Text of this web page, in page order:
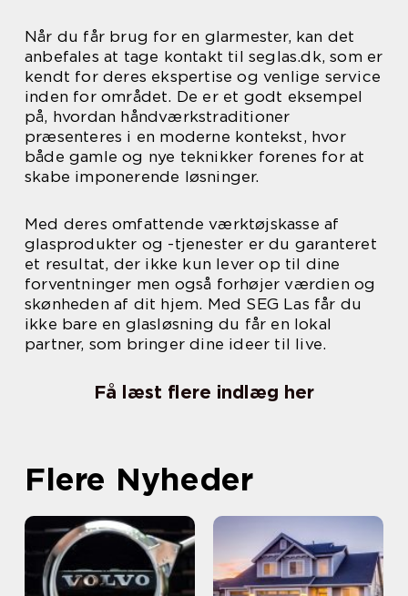
Når du får brug for en glarmester, kan det
anbefales at tage kontakt til seglas.dk, som er
kendt for deres ekspertise og venlige service
inden for området. De er et godt eksempel
på, hvordan håndværkstraditioner
præsenteres i en moderne kontekst, hvor
både gamle og nye teknikker forenes for at
skabe imponerende løsninger.
Med deres omfattende værktøjskasse af
glasprodukter og -tjenester er du garanteret
et resultat, der ikke kun lever op til dine
forventninger men også forhøjer værdien og
skønheden af dit hjem. Med SEG Las får du
ikke bare en glasløsning du får en lokal
partner, som bringer dine ideer til live.
Få læst flere indlæg her
Flere Nyheder